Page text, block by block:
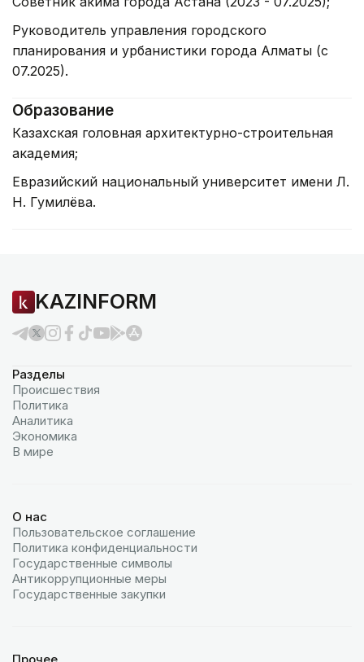
Руководитель управления городского
планирования и урбанистики города Алматы (с
07.2025).
Образование
Казахская головная архитектурно-строительная
академия;
Евразийский национальный университет имени Л.
Н. Гумилёва.
KAZINFORM
Разделы
Происшествия
Политика
Аналитика
Экономика
В мире
О нас
Пользовательское соглашение
Политика конфиденциальности
Государственные символы
Антикоррупционные меры
Государственные закупки